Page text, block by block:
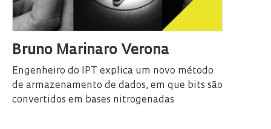
Bruno Marinaro Verona
Engenheiro do IPT explica um novo método
de armazenamento de dados, em que bits são
convertidos em bases nitrogenadas